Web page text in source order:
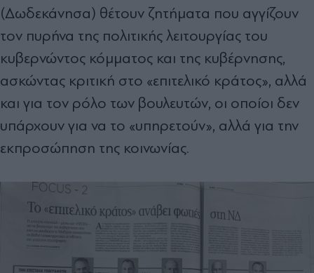
(Δωδεκάνησα) θέτουν ζητήματα που αγγίζουν
τον πυρήνα της πολιτικής λειτουργίας του
κυβερνώντος κόμματος και της κυβέρνησης,
ασκώντας κριτική στο «επιτελικό κράτος», αλλά
και για τον ρόλο των βουλευτών, οι οποίοι δεν
υπάρχουν για να το «υπηρετούν», αλλά για την
εκπροσώπηση της κοινωνίας.